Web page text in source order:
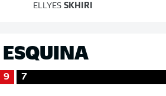
ELLYES SKHIRI
ESQUINA
9 7